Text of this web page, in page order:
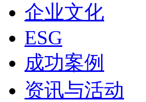
企业文化
ESG
成功案例
资讯与活动